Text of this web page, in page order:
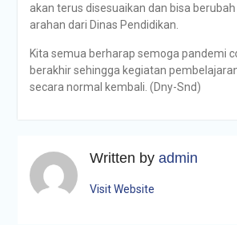
akan terus disesuaikan dan bisa
arahan dari Dinas Pendidikan.
Kita semua berharap semoga pandemi
berakhir sehingga kegiatan
secara normal kembali. (Dny-Snd)
Written by admin
Visit Website